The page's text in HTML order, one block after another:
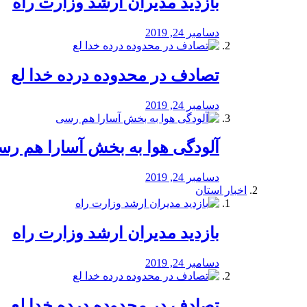
دسامبر 24, 2019
تصادف در محدوده درده خدا لع
دسامبر 24, 2019
آلودگی هوا به بخش آسارا هم
دسامبر 24, 2019
اخبار استان
بازدید مدیران ارشد وزارت راه
دسامبر 24, 2019